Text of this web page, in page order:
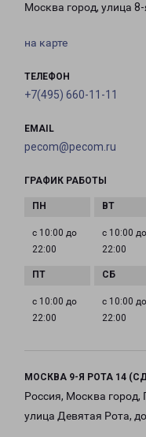
Москва город, улица
на карте
ТЕЛЕФОН
+7(495) 660-11-11
EMAIL
pecom@pecom.ru
ГРАФИК РАБОТЫ
с 10:00 до
22:00
с 10:00 до
22:00
с 10:00 до
22:00
с 10:00 до
22:00
МОСКВА 9-Я РОТА 14
Россия, Москва
улица Девятая Рота,